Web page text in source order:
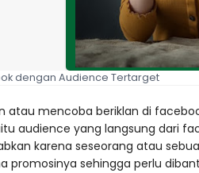
dengan Audience Tertarget
atau mencoba beriklan di
audience yang langsung dari
karena seseorang atau
promosinya sehingga perlu